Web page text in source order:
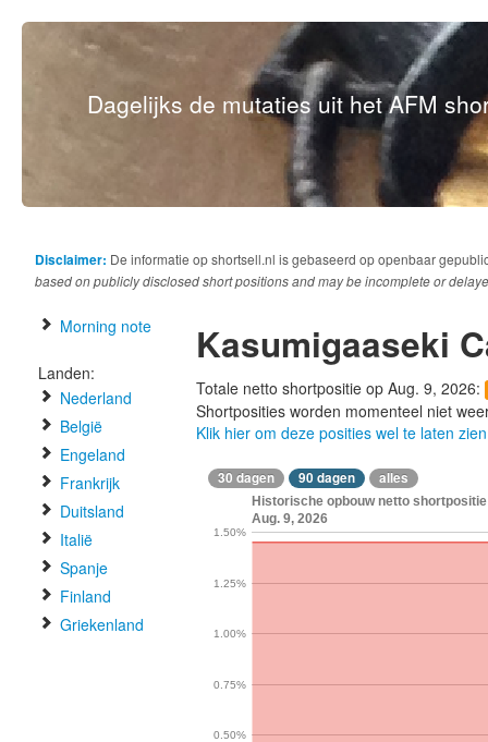
Dagelijks de mutaties uit het AFM
Disclaimer: De informatie op shortsell.nl is gebaseerd op openbaar
based on publicly disclosed short positions and may be incomplete or
Morning note
Landen:
Nederland
België
Engeland
Frankrijk
Duitsland
Italië
Spanje
Finland
Griekenland
Kasumigaaseki
Totale netto shortpositie op Aug. 9, 2026:
Shortposities worden momenteel niet
Klik hier om deze posities wel te laten zien
30 dagen 90 dagen alles
Historische opbouw netto
Aug. 9, 2026
0.50%
0.75%
1.00%
1.25%
1.50%